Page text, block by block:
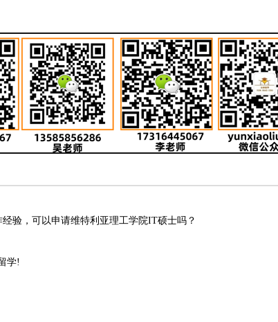
验，可以申请维特利亚理工学院IT硕士吗？
学!